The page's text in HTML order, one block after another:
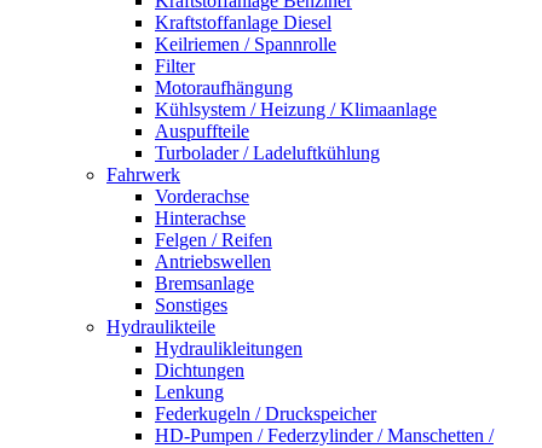
Kraftstoffanlage Diesel
Keilriemen / Spannrolle
Filter
Motoraufhängung
Kühlsystem / Heizung / Klimaanlage
Auspuffteile
Turbolader / Ladeluftkühlung
Fahrwerk
Vorderachse
Hinterachse
Felgen / Reifen
Antriebswellen
Bremsanlage
Sonstiges
Hydraulikteile
Hydraulikleitungen
Dichtungen
Lenkung
Federkugeln / Druckspeicher
HD-Pumpen / Federzylinder / Manschetten /